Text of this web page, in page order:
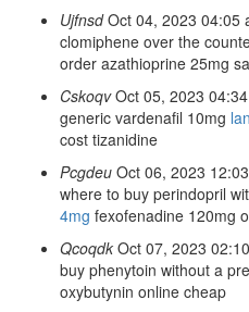
Ujfnsd Oct 04, 2023 04:05
clomiphene over the
order azathioprine 25mg
Cskoqv Oct 05, 2023
generic vardenafil 10mg
cost tizanidine
Pcgdeu Oct 06, 2023
where to buy perindopril
4mg fexofenadine 120mg
Qcoqdk Oct 07, 2023
buy phenytoin without a
oxybutynin online cheap